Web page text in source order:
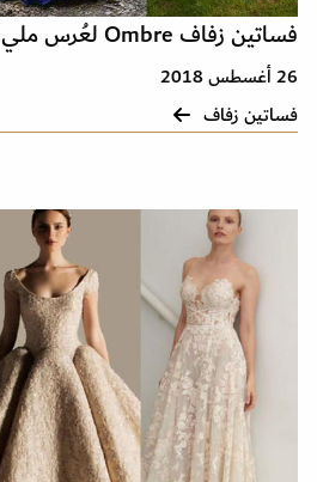
فساتين زفاف Ombre لعُرس مليء بالحيوية
26 أغسطس 2018
فساتين زفاف